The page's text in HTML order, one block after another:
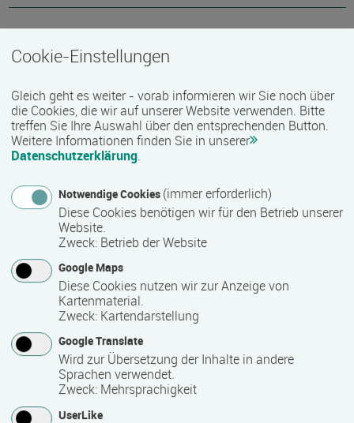
08.00 - 15.00 Uhr
Mindest­teilnehmer­anzahl
6
Maximale Teilnehmerzahl
Teilnahmegebühr
inkl. Seminarunterlagen
Hinweis des Datenbankbetreibers: Bitte erfragen Sie beim
Anbieter eventuell auftretende Nebenkosten!
Cookie-Einstellungen
Gleich geht es weiter - vorab informieren wir Sie noch über
die Cookies, die wir auf unserer Website verwenden. Bitte
treffen Sie Ihre Auswahl über den entsprechenden Button.
Weitere Informationen finden Sie in unserer
Datenschutzerklärung.
Notwendige Cookies (immer erforderlich)
Diese Cookies benötigen wir für den Betrieb unserer
Website.
Zweck: Betrieb der Website
Google Maps
Diese Cookies nutzen wir zur Anzeige von
Kartenmaterial.
Zweck: Kartendarstellung
Google Translate
Wird zur Übersetzung der Inhalte in andere
Sprachen verwendet.
Zweck: Mehrsprachigkeit
UserLike